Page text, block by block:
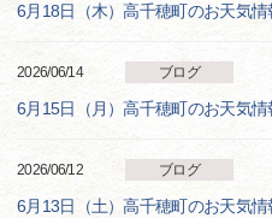
6月18日（木）高千穂町のお天気
2026/06/14 ブログ
6月15日（月）高千穂町のお天気
2026/06/12 ブログ
6月13日（土）高千穂町のお天気